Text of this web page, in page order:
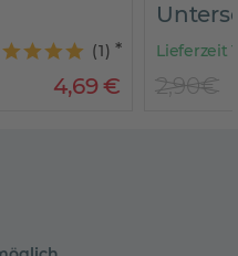
(1)
4,69€
Lieferzeit
2,90€